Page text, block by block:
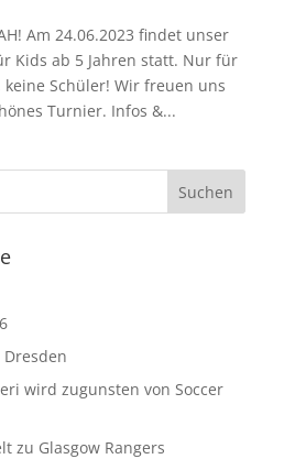
Am 24.06.2023 findet unser
Kids ab 5 Jahren statt. Nur für
Schüler! Wir freuen uns
Turnier. Infos &...
Dresden
wird zugunsten von Soccer
zu Glasgow Rangers